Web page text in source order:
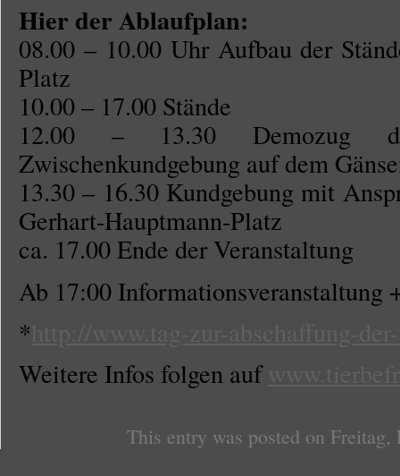
Hier der Ablaufplan:
08.00 – 10.00 Uhr Aufbau der
Platz
10.00 – 17.00 Stände
12.00 – 13.30 Demozug
Zwischenkundgebung auf dem
13.30 – 16.30 Kundgebung mit
Gerhart-Hauptmann-Platz
ca. 17.00 Ende der Veranstaltung
Ab 17:00 Informationsveranstaltung
*
Weitere Infos folgen auf
This entry was posted on